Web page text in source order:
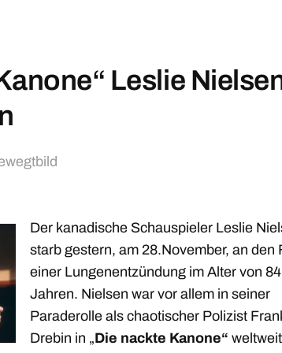
Leslie
Der kanadische Schauspieler Leslie
starb gestern, am 28.November, an den
einer Lungenentzündung im Alter von 84
Jahren. Nielsen war vor allem in seiner
Paraderolle als chaotischer Polizist
Drebin in „Die nackte Kanone“ weltweit